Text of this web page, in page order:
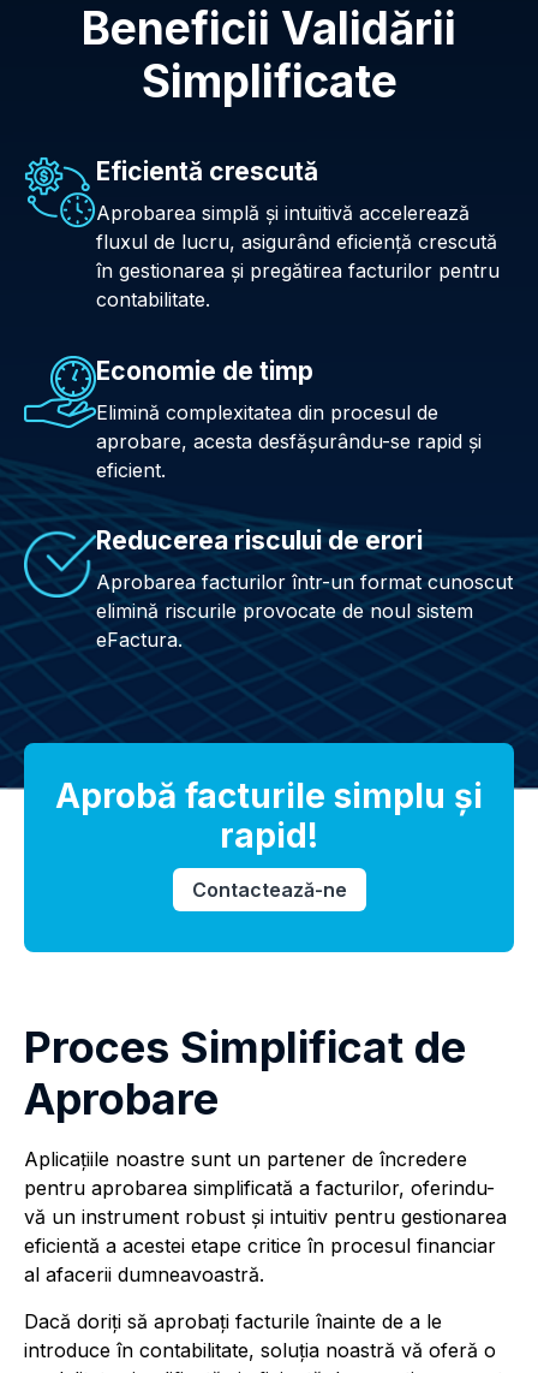
Beneficii Validării
Simplificate
Eficientă crescută
Aprobarea simplă și intuitivă accelerează
fluxul de lucru, asigurând eficienţă crescută
în gestionarea și pregătirea facturilor pentru
contabilitate.
Economie de timp
Elimină complexitatea din procesul de
aprobare, acesta desfășurându-se rapid şi
eficient.
Reducerea riscului de erori
Aprobarea facturilor într-un format cunoscut
elimină riscurile provocate de noul sistem
eFactura.
Aprobă facturile simplu şi
rapid!
Contactează-ne
Proces Simplificat de
Aprobare
Aplicațiile noastre sunt un partener de încredere
pentru aprobarea simplificată a facturilor, oferindu-
vă un instrument robust și intuitiv pentru gestionarea
eficientă a acestei etape critice în procesul financiar
al afacerii dumneavoastră.
Dacă doriți să aprobați facturile înainte de a le
introduce în contabilitate, soluția noastră vă oferă o